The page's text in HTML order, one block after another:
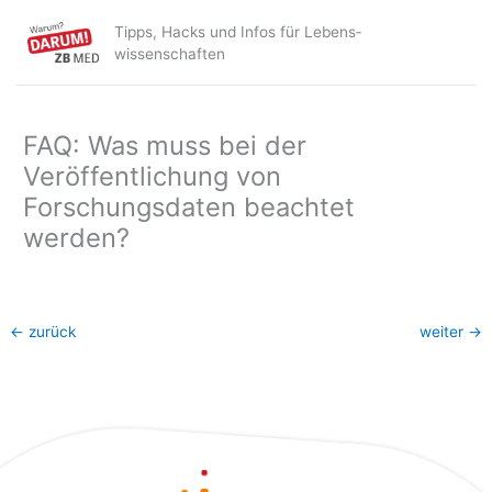
Inhalt
springen
Tipps, Hacks und Infos für Lebens­
wissenschaften
FAQ: Was muss bei der
Veröffentlichung von
Forschungsdaten beachtet
werden?
← zurück weiter →